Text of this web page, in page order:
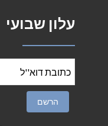
עלון שבועי